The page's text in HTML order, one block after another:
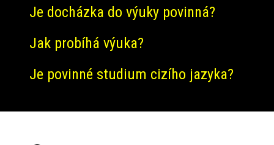
Je docházka do výuky povinná?
Jak probíhá výuka?
Je povinné studium cizího jazyka?